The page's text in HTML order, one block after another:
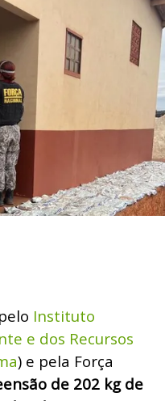
Instituto
e dos Recursos
) e pela Força
de 202 kg de